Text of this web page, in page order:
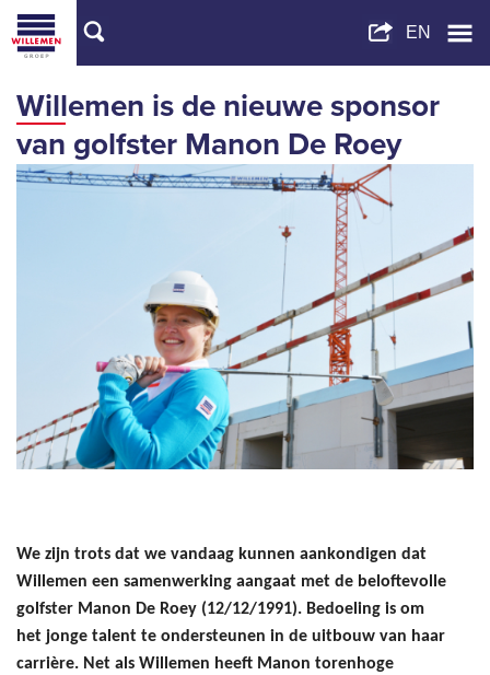
Willemen is de nieuwe sponsor
van golfster Manon De Roey
We zijn trots dat we vandaag kunnen aankondigen dat
Willemen een samenwerking aangaat met de beloftevolle
golfster Manon De Roey (12/12/1991). Bedoeling is om
het jonge talent te ondersteunen in de uitbouw van haar
carrière. Net als Willemen heeft Manon torenhoge